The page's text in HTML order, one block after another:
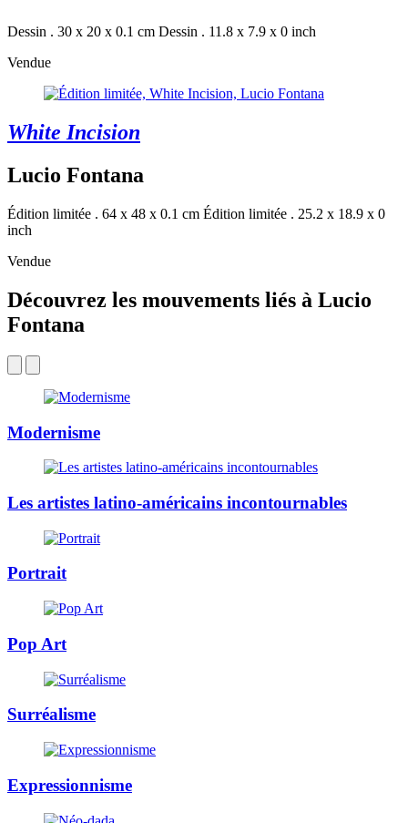
Dessin . 30 x 20 x 0.1 cm Dessin . 11.8 x 7.9 x 0 inch
Vendue
White Incision
Lucio Fontana
Édition limitée . 64 x 48 x 0.1 cm Édition limitée . 25.2 x 18.9 x 0
inch
Vendue
Découvrez les mouvements liés à Lucio
Fontana
Modernisme
Les artistes latino-américains incontournables
Portrait
Pop Art
Surréalisme
Expressionnisme